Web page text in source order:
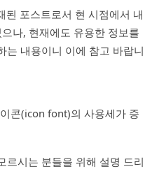
포스트로서 현 시점에서 내
나, 현재에도 유용한 정보를
는 내용이니 이에 참고 바랍니
콘(icon font)의 사용세가 증
르시는 분들을 위해 설명 드리